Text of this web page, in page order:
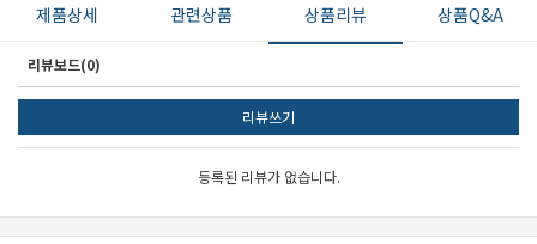
제품상세 관련상품 상품리뷰 상품Q&A
리뷰보드(0)
리뷰쓰기
등록된 리뷰가 없습니다.